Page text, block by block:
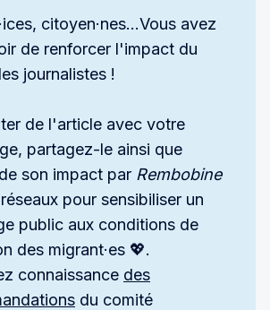
citoyen·nes...Vous avez
de renforcer l'impact du
journalistes !
de l'article avec votre
partagez-le ainsi que
son impact par
Rembobine
pour sensibiliser un
public aux conditions de
des migrant·es 💖.
connaissance des
du comité